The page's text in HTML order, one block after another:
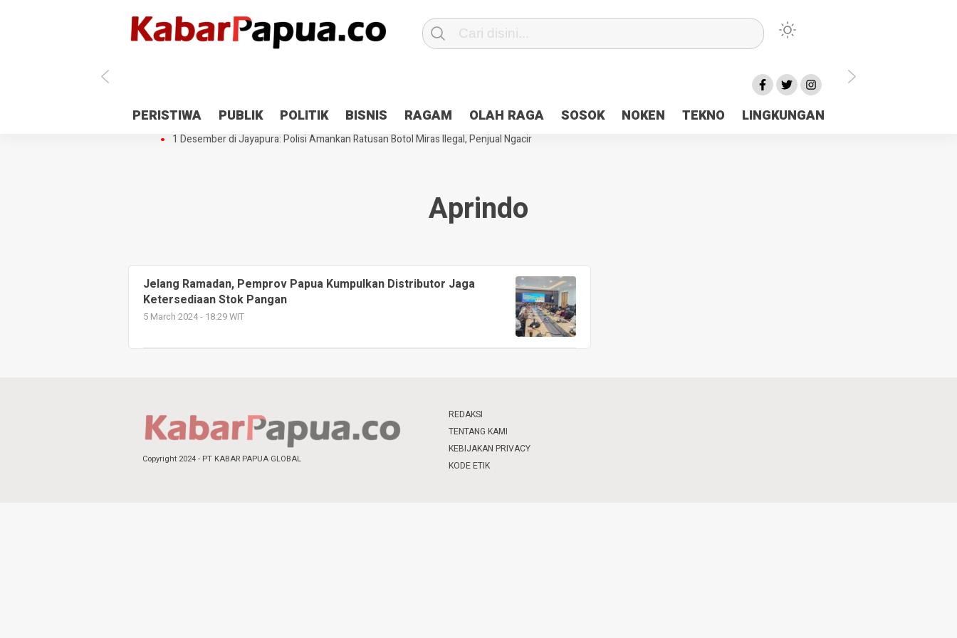
PERISTIWA PUBLIK POLITIK BISNIS RAGAM OLAH RAGA SOSOK NOKEN TEKNO LINGKUNGAN
Antisipasi 1 Desember, TNI Polri Patroli 2×24 jam di Kota Jayapura
Pesan Sejuk Polri di Deklarasi Pemilu Ceria Tanah Papua
Gedung Perpustakaan SMPN 5 Sentani Terbakar
Hibah Pilkada Jayapura Cair 10 Persen, Deposit Kas Daerah Rp23 Miliar Disorot
1 Desember di Jayapura: Polisi Amankan Ratusan Botol Miras Ilegal, Penjual Ngacir
Aprindo
Jelang Ramadan, Pemprov Papua Kumpulkan Distributor Jaga
Ketersediaan Stok Pangan
5 March 2024 - 18:29 WIT
Copyright 2024 - PT KABAR PAPUA GLOBAL
REDAKSI
TENTANG KAMI
KEBIJAKAN PRIVACY
KODE ETIK